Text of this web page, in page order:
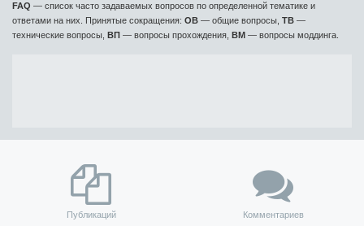
FAQ — список часто задаваемых вопросов по определенной тематике и
ответами на них. Принятые сокращения: ОВ — общие вопросы, ТВ —
технические вопросы, ВП — вопросы прохождения, ВМ — вопросы моддинга.
Публикаций Комментариев